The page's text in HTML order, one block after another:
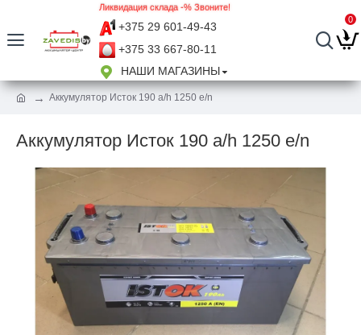
Ликвидация склада -% Звоните!
+375 29 601-49-43
+375 33 667-80-11
НАШИ МАГАЗИНЫ
0
Аккумулятор Исток 190 a/h 1250 e/n
Аккумулятор Исток 190 a/h 1250 e/n